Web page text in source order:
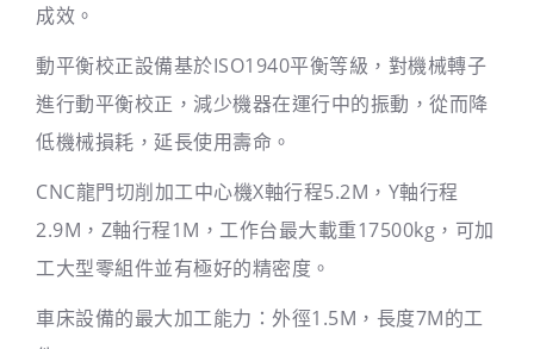
成效。
動平衡校正設備基於ISO1940平衡等級，對機械轉子
進行動平衡校正，減少機器在運行中的振動，從而降
低機械損耗，延長使用壽命。
CNC龍門切削加工中心機X軸行程5.2M，Y軸行程
2.9M，Z軸行程1M，工作台最大載重17500kg，可加
工大型零組件並有極好的精密度。
車床設備的最大加工能力：外徑1.5M，長度7M的工